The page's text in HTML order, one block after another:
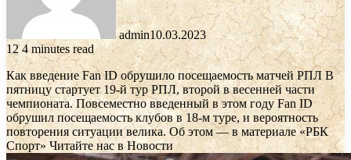
admin10.03.2023
124 minutes read
Как введение Fan ID обрушило посещаемость матчей РПЛ В
пятницу стартует 19-й тур РПЛ, второй в весенней части
чемпионата. Повсеместно введенный в этом году Fan ID
обрушил посещаемость клубов в 18-м туре, и вероятность
повторения ситуации велика. Об этом — в материале «РБК
Спорт» Читайте нас в Новости